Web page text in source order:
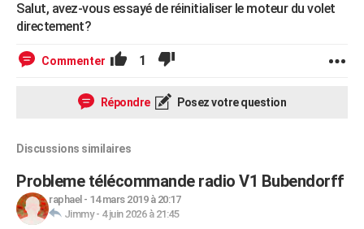
S'inscrire
Se connecter
Lycées
Collèges
Primaires
Universités
Entreprises
Service militaire
Avis de recherche
AVIS DE DÉCÈS
FORUM
Salut, avez-vous essayé de réinitialiser le moteur du volet
directement?
Commenter 1
Répondre Posez votre question
Discussions similaires
Probleme télécommande radio V1 Bubendorff
raphael - 14 mars 2019 à 20:17
Jimmy- 4 juin 2026 à 21:45